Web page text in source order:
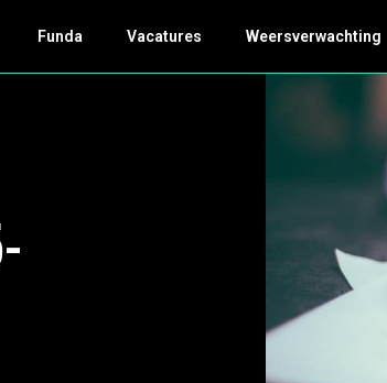
Funda Vacatures Weersverwachting